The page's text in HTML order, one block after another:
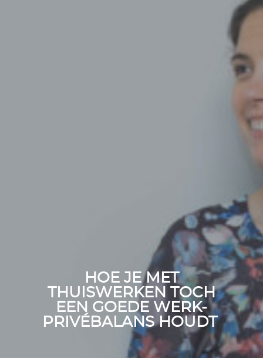
HOE JE MET
THUISWERKEN TOCH
EEN GOEDE WERK-
PRIVÉBALANS HOUDT